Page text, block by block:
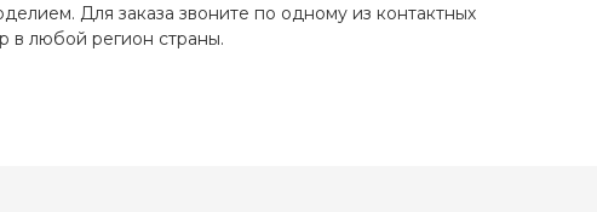
Для заказа звоните по одному из контактных
в любой регион страны.